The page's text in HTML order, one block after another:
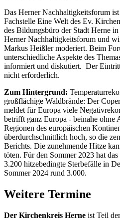
Das Herner Nachhaltigkeitsforum
Fachstelle Eine Welt des Ev.
des Bildungsbüro der Stadt Herne
Herner Nachhaltigkeitsforum und
Markus Heißler moderiert. Beim
unterschiedliche Aspekte des
informiert und diskutiert. Der
nicht erforderlich.
Zum Hintergrund:
großflächige Waldbrände: Der
meldet für Europa viele
betrifft ganz Europa - beinahe ohne
Regionen des europäischen
überdurchschnittlich hoch, so die
Berichts. Die zunehmende Hitze
töten. Für den Sommer 2023 hat
3.200 hitzebedingte Sterbefälle in
Sommer 2024 rund 3.000.
Weitere Termine
Der Kirchenkreis Herne ist Teil